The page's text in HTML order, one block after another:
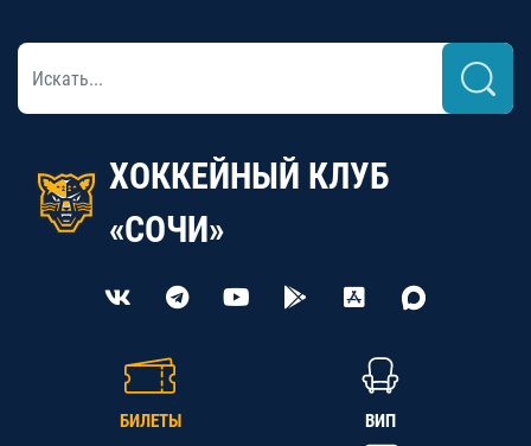
ХОККЕЙНЫЙ КЛУБ
«СОЧИ»
БИЛЕТЫ ВИП